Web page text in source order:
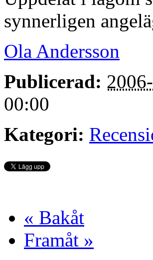
synnerligen
Ola Andersson
Publicerad:
00:00
Kategori:
« Bakåt
Framåt »